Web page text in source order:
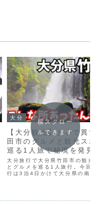
大分
【大分観光】まるで異
田市のグルメと観光ス
巡る1人旅で秘境を発見
た｜大分旅行
大分旅行で大分県竹田市の観光
とグルメを巡る1人旅行。今回
行は3泊4日かけて大分県の南部
横スクロー
ルできます